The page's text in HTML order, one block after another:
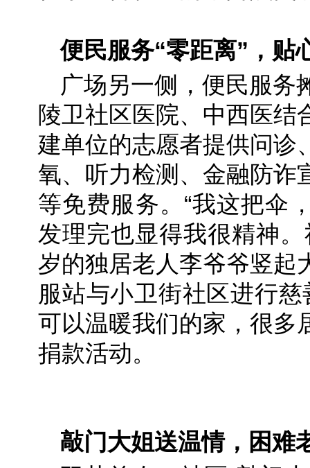
便民服务“零距离”，贴
广场另一侧，便民服务
陵卫社区医院、中西医结
建单位的志愿者提供问诊
氧、听力检测、金融防诈
等免费服务。“我这把伞
发理完也显得我很精神
岁的独居老人李爷爷竖起
服站与小卫街社区进行
可以温暖我们的家，很多
捐款活动。
敲门大姐送温情，困难